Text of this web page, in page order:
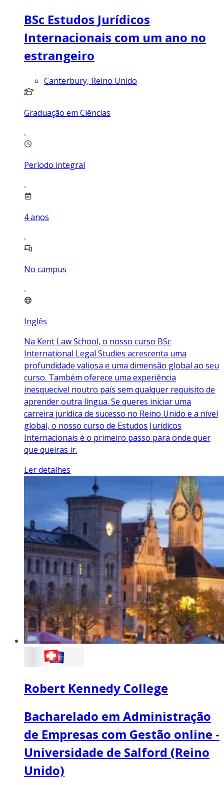
BSc Estudos Jurídicos
Internacionais com um ano no
estrangeiro
Canterbury, Reino Unido
Graduação em Ciências
Período integral
4anos
No campus
Inglês
Na Kent Law School, o nosso curso BSc
International Legal Studies acrescenta uma
profundidade valiosa e uma dimensão global ao seu
curso. Também oferece uma experiência
inesquecível noutro país sem qualquer requisito de
aprender outra língua. Se queres iniciar uma
carreira jurídica de sucesso no Reino Unido e a nível
global, o nosso curso de Estudos Jurídicos
Internacionais é o primeiro passo para onde quer
que queiras ir.
Ler detalhes
Robert Kennedy College
Bacharelado em Administração
de Empresas com Gestão online -
Universidade de Salford (Reino
Unido)